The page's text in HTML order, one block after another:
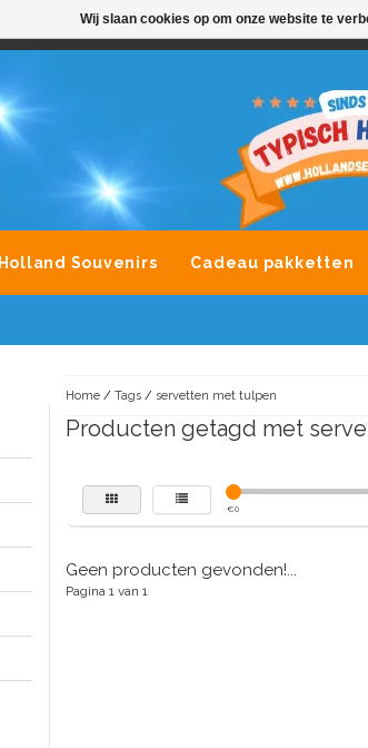
AVONDLEVERING MOGELIJK
Holland Souvenirs Cadeau pakketten
Home/ Tags/ servetten met tulpen
Producten getagd met
€0
Geen producten gevonden!...
Pagina 1 van 1
Wij slaan cookies op om onze website te